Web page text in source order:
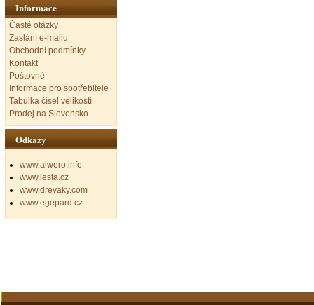
Informace
Časté otázky
Zaslání e-mailu
Obchodní podmínky
Kontakt
Poštovné
Informace pro spotřebitele
Tabulka čísel velikostí
Prodej na Slovensko
Odkazy
www.alwero.info
www.lesta.cz
www.drevaky.com
www.egepard.cz